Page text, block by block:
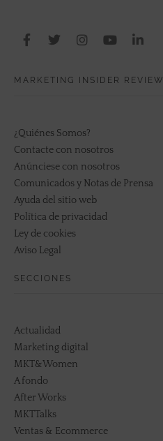
MARKETING INSIDER REVIEW
¿Quiénes Somos?
Contacte con nosotros
Anúnciese con nosotros
Comunicados y Notas de Prensa
Ayuda del sitio web
Política de privacidad
Ley de cookies
Aviso Legal
SECCIONES
Actualidad
Marketing digital
MKT&Women
A fondo
After Works
MKTTalks
Ventas & Ecommerce